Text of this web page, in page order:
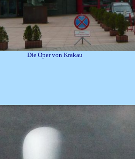
Die Oper von Krakau